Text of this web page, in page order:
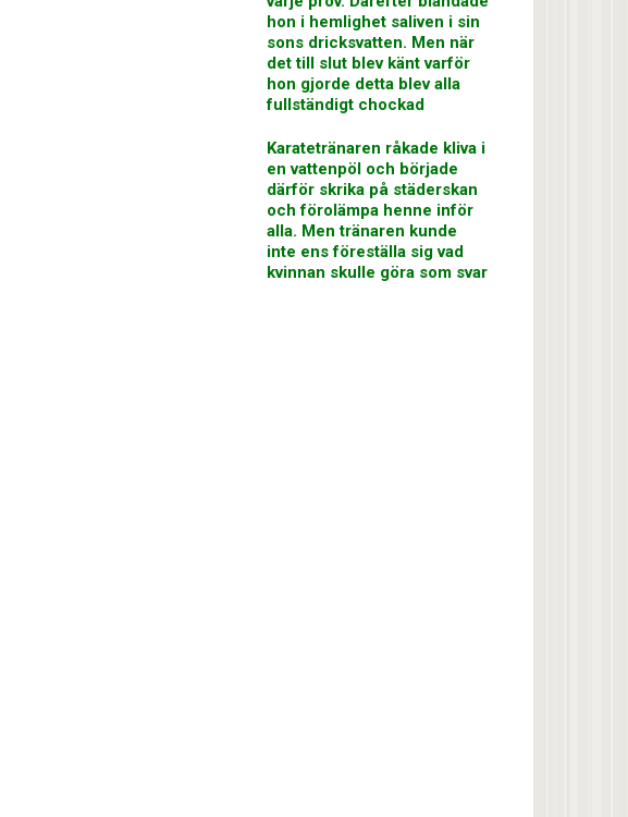
hon i hemlighet saliven i sin
sons dricksvatten. Men när
det till slut blev känt varför
hon gjorde detta blev alla
fullständigt chockad
Karatetränaren råkade kliva i
en vattenpöl och började
därför skrika på städerskan
och förolämpa henne inför
alla. Men tränaren kunde
inte ens föreställa sig vad
kvinnan skulle göra som svar